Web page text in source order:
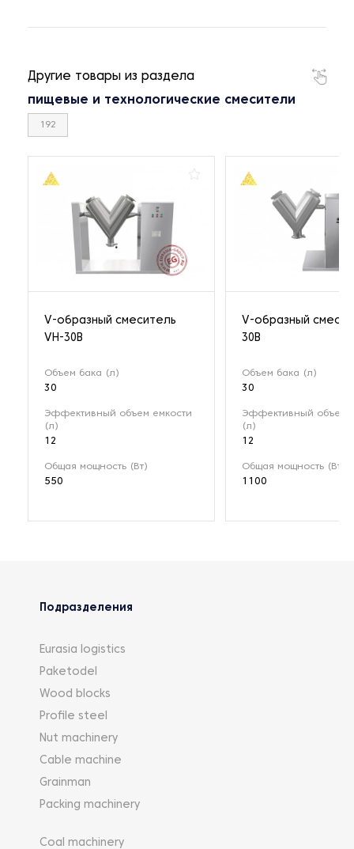
Другие товары из раздела
пищевые и технологические смесители
192
V-образный смеситель
VH-30B
Объем бака (л)
30
Эффективный объем емкости
(л)
12
Общая мощность (Вт)
550
V-образный
30B
Объем бака (л)
30
Эффективный объем
(л)
12
Общая мощность (Вт)
1100
Подразделения
Eurasia logistics
Paketodel
Wood blocks
Profile steel
Nut machinery
Cable machine
Grainman
Packing machinery
Coal machinery